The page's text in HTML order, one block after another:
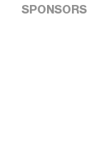
SPONSORS